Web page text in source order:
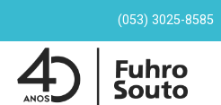
(053) 3025-8585